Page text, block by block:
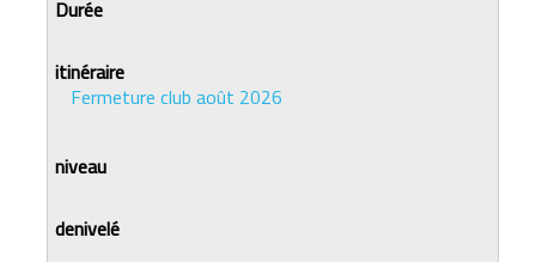
Fermeture club août 2026